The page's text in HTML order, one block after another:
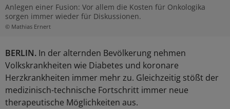
Anlegen einer Fusion: Vor allem die Kosten für Onkologika
sorgen immer wieder für Diskussionen.
© Mathias Ernert
BERLIN. In der alternden Bevölkerung nehmen
Volkskrankheiten wie Diabetes und koronare
Herzkrankheiten immer mehr zu. Gleichzeitig stößt der
medizinisch-technische Fortschritt immer neue
therapeutische Möglichkeiten aus.